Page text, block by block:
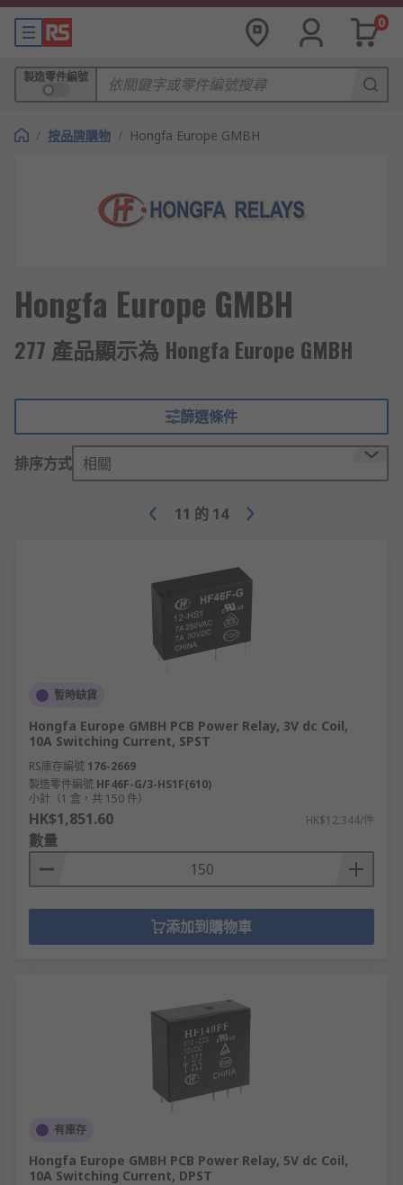
0
製造零件編號
/ 按品牌購物 / Hongfa Europe GMBH
Hongfa Europe GMBH
277 產品顯示為 Hongfa Europe GMBH
篩選條件
排序方式 相關
11 的 14
暫時缺貨
Hongfa Europe GMBH PCB Power Relay, 3V dc Coil,
10A Switching Current, SPST
RS庫存編號 176-2669
製造零件編號 HF46F-G/3-HS1F(610)
小計（1 盒，共 150 件）
HK$1,851.60 HK$12.344/件
數量
添加到購物車
有庫存
Hongfa Europe GMBH PCB Power Relay, 5V dc Coil,
10A Switching Current, DPST